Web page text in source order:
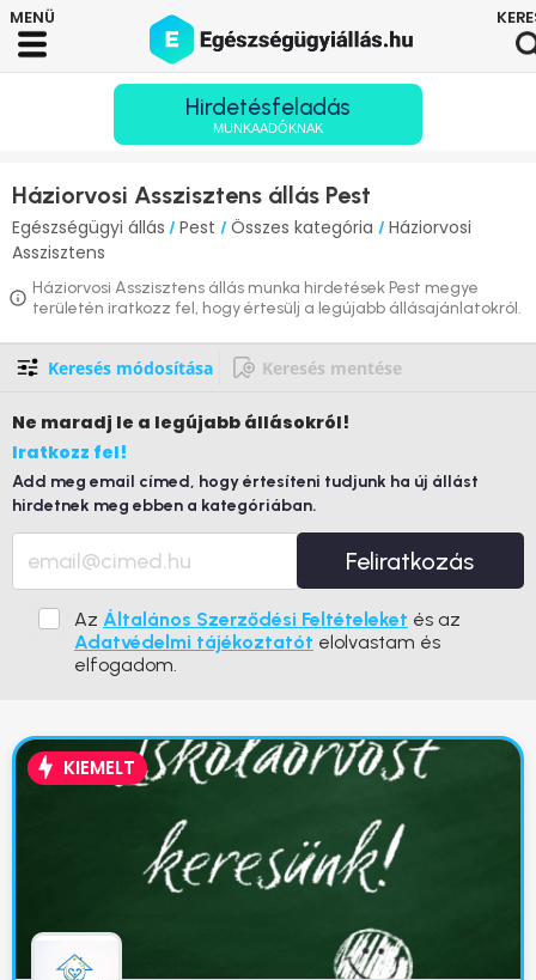
Hirdetésfeladás
MUNKAADÓKNAK
Háziorvosi Asszisztens állás Pest
Egészségügyi állás / Pest / Összes kategória / Háziorvosi
Asszisztens
Háziorvosi Asszisztens állás munka hirdetések Pest megye
területén iratkozz fel, hogy értesülj a legújabb állásajánlatokról.
Keresés módosítása Keresés mentése
Ne maradj le a legújabb állásokról!
Iratkozz fel!
Add meg email címed, hogy értesíteni tudjunk ha új állást
hirdetnek meg ebben a kategóriában.
Feliratkozás
Az Általános Szerződési Feltételeket és az
Adatvédelmi tájékoztatót elolvastam és
elfogadom.
KIEMELT